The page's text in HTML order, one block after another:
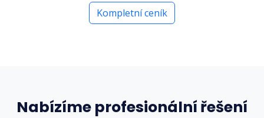
Kompletní ceník
Nabízíme profesionální řešení